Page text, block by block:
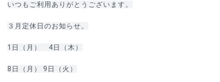
いつもご利用ありがとうございます。
３月定休日のお知らせ。
1日（月）　4日（木）
8日（月） 9日（火）